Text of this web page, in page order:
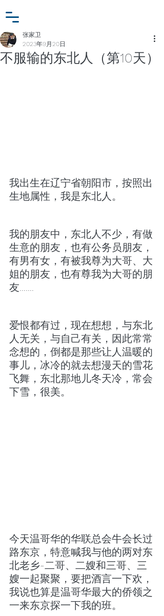
不服输的东北人（第10天）
张家卫
2023年9月20日
我出生在辽宁省朝阳市，按照出
生地属性，我是东北人。
我的朋友中，东北人不少，有做
生意的朋友，也有公务员朋友，
有男有女，有被我尊为大哥、大
姐的朋友，也有尊我为大哥的朋
友…….
爱恨都有过，现在想想，与东北
人无关，与自己有关，因此常常
念想的，倒都是那些让人温暖的
事儿，冰冷的就去想漫天的雪花
飞舞，东北那地儿冬天冷，常会
下雪，很美。
今天温哥华的华联总会牛会长过
路东京，特意喊我与他的两对东
北老乡-二哥、二嫂和三哥、三
嫂一起聚聚，要把酒言一下欢，
我说也算是温哥华最大的侨领之
一来东京探一下我的班。